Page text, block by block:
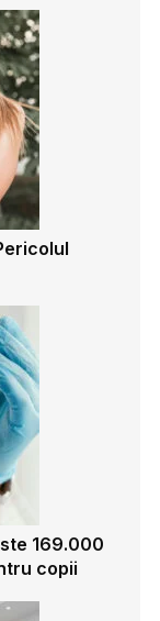
169.000
copii